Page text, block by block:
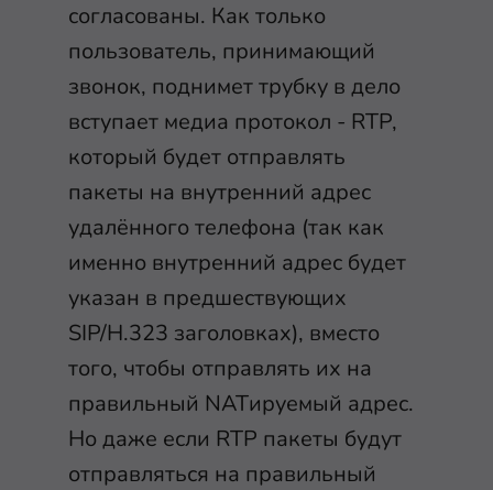
согласованы. Как только
пользователь, принимающий
звонок, поднимет трубку в дело
вступает медиа протокол - RTP,
который будет отправлять
пакеты на внутренний адрес
удалённого телефона (так как
именно внутренний адрес будет
указан в предшествующих
SIP/H.323 заголовках), вместо
того, чтобы отправлять их на
правильный NATируемый адрес.
Но даже если RTP пакеты будут
отправляться на правильный